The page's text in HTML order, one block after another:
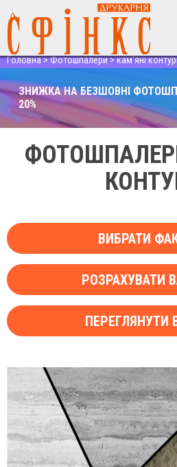
Головна>Фотошпалери>кам'яні
ЗНИЖКА НА БЕЗШОВНІ
20%
ВИБРАТИ
РОЗРАХУВАТИ
ПЕРЕГЛЯНУТИ